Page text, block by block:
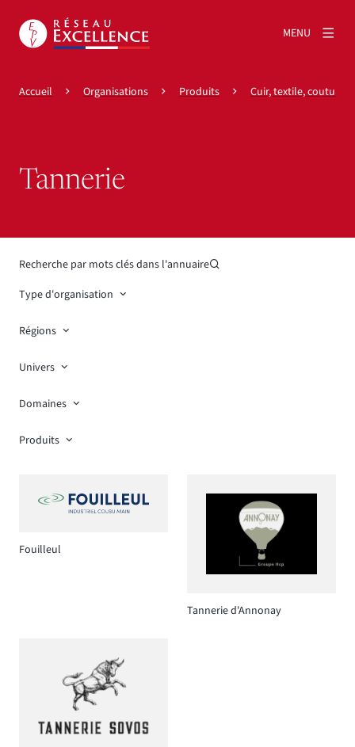
MENU
Accueil Organisations Produits Cuir, textile, couture
Tannerie
Recherche par mots clés dans l'annuaire
Type d'organisation
Régions
Univers
Domaines
Produits
Fouilleul
Tannerie d'Annonay